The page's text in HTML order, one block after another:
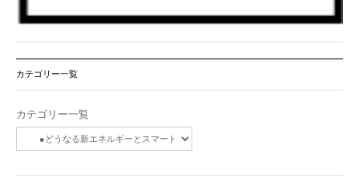
カテゴリー一覧
カテゴリー一覧